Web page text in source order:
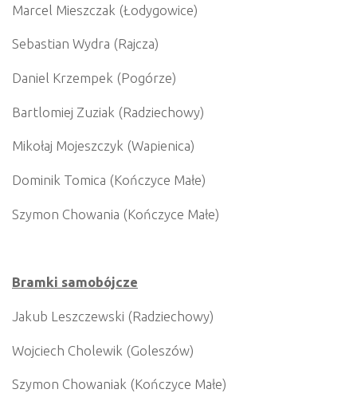
Marcel Mieszczak (Łodygowice)
Sebastian Wydra (Rajcza)
Daniel Krzempek (Pogórze)
Bartlomiej Zuziak (Radziechowy)
Mikołaj Mojeszczyk (Wapienica)
Dominik Tomica (Kończyce Małe)
Szymon Chowania (Kończyce Małe)
Bramki samobójcze
Jakub Leszczewski (Radziechowy)
Wojciech Cholewik (Goleszów)
Szymon Chowaniak (Kończyce Małe)